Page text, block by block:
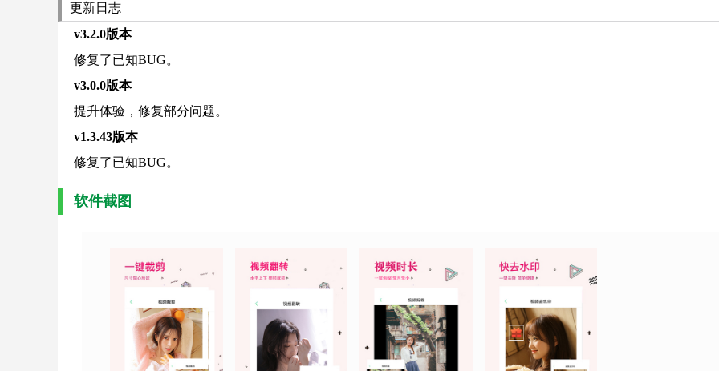
更新日志
v3.2.0版本
修复了已知BUG。
v3.0.0版本
提升体验，修复部分问题。
v1.3.43版本
修复了已知BUG。
软件截图